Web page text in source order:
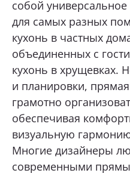
собой
для самых разных
кухонь в частных
объединенных с
кухонь в хрущевках.
и планировки,
грамотно
обеспечивая
визуальную
Многие дизайнеры
современными
Какая мебель вас
Опишите ваши
Прикрепить файл (1
Нижний Тагил, ул.
+7 (969) 999-24-14
Перейти
Екатеринбург, ул.
+7 (969) 777-61-44
Перейти
Екатеринбург, ул.
+7 (969) 999-24-85